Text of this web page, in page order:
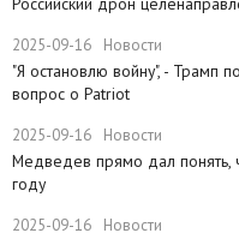
2025-09-16 Новости
​"Я остановлю войну", - Трамп
вопрос о Patriot
2025-09-16 Новости
Медведев прямо дал понять,
году
2025-09-16 Новости